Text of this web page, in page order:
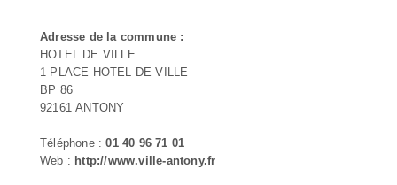
Adresse de la commune :
HOTEL DE VILLE
1 PLACE HOTEL DE VILLE
BP 86
92161 ANTONY
Téléphone :01 40 96 71 01
Web : http://www.ville-antony.fr